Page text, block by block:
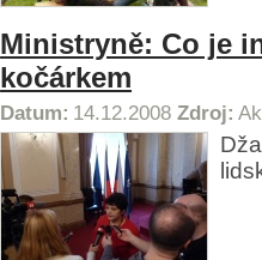
Ministryně: Co je
kočárkem
Datum: 14.12.2008 Zdroj: